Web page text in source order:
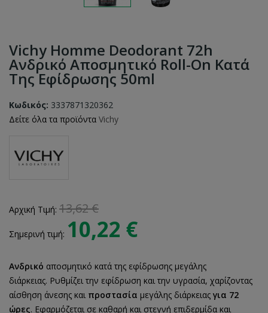
Vichy Homme Deodorant 72h
Ανδρικό Αποσμητικό Roll-On Κατά
Της Εφίδρωσης 50ml
Κωδικός: 3337871320362
Δείτε όλα τα προϊόντα Vichy
Αρχική Τιμή: 13,62 €
Σημερινή τιμή: 10,22 €
Ανδρικό αποσμητικό κατά της εφίδρωσης μεγάλης
διάρκειας. Ρυθμίζει την εφίδρωση και την υγρασία, χαρίζοντας
αίσθηση άνεσης και προστασία μεγάλης διάρκειας για 72
ώρες. Εφαρμόζεται σε καθαρή και στεγνή επιδερμίδα και